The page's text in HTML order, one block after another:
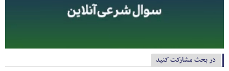
در بحث مشارکت کنید